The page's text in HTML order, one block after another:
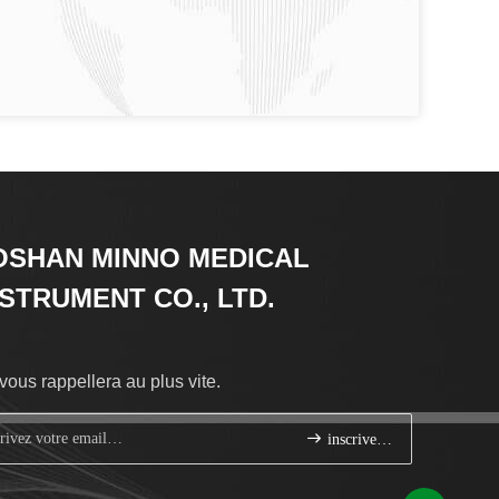
MINNO MEDICAL
CO., LTD.
rappellera au plus vite.
inscrivez-vous